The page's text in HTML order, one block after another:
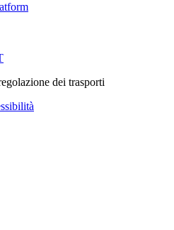
dei trasporti